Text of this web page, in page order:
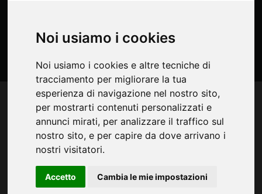
Noi usiamo i cookies
Noi usiamo i cookies e altre tecniche di
tracciamento per migliorare la tua
esperienza di navigazione nel nostro sito,
per mostrarti contenuti personalizzati e
annunci mirati, per analizzare il traffico sul
nostro sito, e per capire da dove arrivano i
nostri visitatori.
Accetto Cambia le mie impostazioni
U n'estate romana che si riempie di musica, cultura ed
eleganza con l'ottava edizione delVillage
Celimontana, rassegna organizzata dal Cotton
Club, in programma dal 15 giugno al 7 settembre 2024. Torna
uno degli appuntamenti più attesi dell'estate, che proporrà più
di 100 concerti live e un programma di grande livello. Un